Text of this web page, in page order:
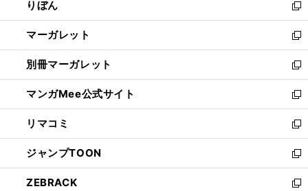
く
で
開
く
ド
ウ
で
開
く
ィ
ン
ド
ウ
で
開
く
りぼん
新
し
い
ウ
ィ
ン
ド
ウ
で
開
く
マーガレット
新
し
い
ウ
ィ
ン
ド
ウ
で
開
く
別冊マーガレット
新
し
い
ウ
ィ
ン
ド
ウ
で
マンガMee公式サイト
新
し
い
ウ
ィ
ン
ド
リマコミ
新
し
い
ウ
ィ
ジャンプTOON
新
し
い
ZEBRACK
新